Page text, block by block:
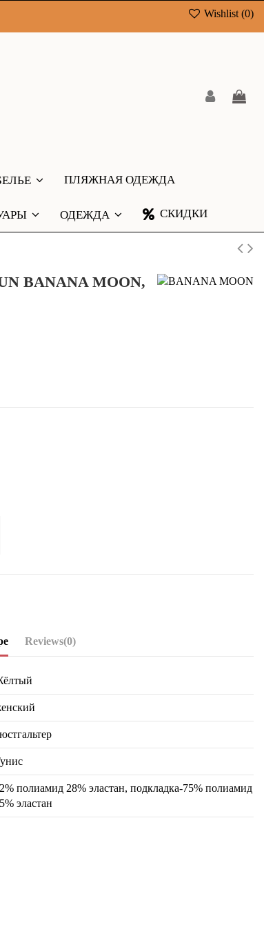
Wishlist (0)
ПЛЯЖНАЯ ОДЕЖДА
ОДЕЖДА СКИДКИ
BANANA MOON,
Reviews(0)
полиамид 28% эластан, подкладка-75% полиамид
эластан